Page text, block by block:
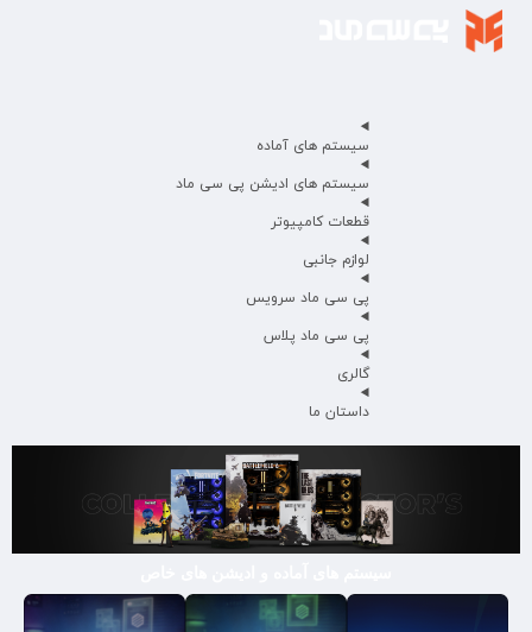
سیستم های آماده
سیستم های ادیشن پی سی ماد
قطعات کامپیوتر
لوازم جانبی
پی سی ماد سرویس
پی سی ماد پلاس
گالری
داستان ما